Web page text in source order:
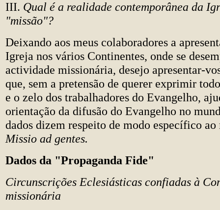
III. Qual é a realidade contemporânea da
"missão"?
Deixando aos meus colaboradores a
Igreja nos vários Continentes, onde se
actividade missionária, desejo apresentar-
que, sem a pretensão de querer exprimir
e o zelo dos trabalhadores do Evangelho,
orientação da difusão do Evangelho no
dados dizem respeito de modo específico ao
Missio ad gentes.
Dados da "Propaganda Fide"
Circunscrições Eclesiásticas confiadas à
missionária